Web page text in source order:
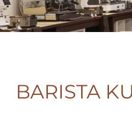
BARISTA